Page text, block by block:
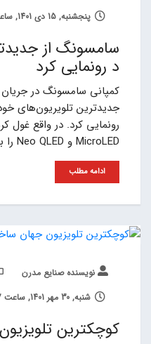
پنجشنبه, 15 دی 1401, ساعت 6:16
سامسونگ از
د رونمایی کرد
MicroLED و Neo QLED را به بازار معرفی کرده
ادامه مطلب
نویسنده صنایع مدرن
شنبه, 30 مهر 1401, ساعت 13:57
کوچکترین